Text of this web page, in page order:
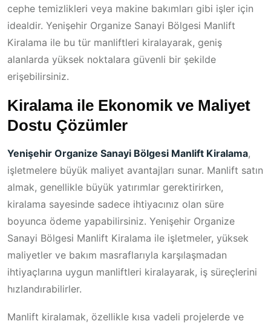
cephe temizlikleri veya makine bakımları gibi işler için
idealdir. Yenişehir Organize Sanayi Bölgesi Manlift
Kiralama ile bu tür manliftleri kiralayarak, geniş
alanlarda yüksek noktalara güvenli bir şekilde
erişebilirsiniz.
Kiralama ile Ekonomik ve Maliyet
Dostu Çözümler
Yenişehir Organize Sanayi Bölgesi Manlift Kiralama,
işletmelere büyük maliyet avantajları sunar. Manlift satın
almak, genellikle büyük yatırımlar gerektirirken,
kiralama sayesinde sadece ihtiyacınız olan süre
boyunca ödeme yapabilirsiniz. Yenişehir Organize
Sanayi Bölgesi Manlift Kiralama ile işletmeler, yüksek
maliyetler ve bakım masraflarıyla karşılaşmadan
ihtiyaçlarına uygun manliftleri kiralayarak, iş süreçlerini
hızlandırabilirler.
Manlift kiralamak, özellikle kısa vadeli projelerde ve